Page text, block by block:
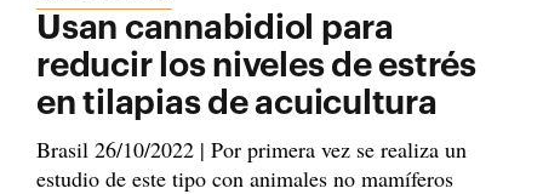
Usan cannabidiol para
reducir los niveles de estrés
en tilapias de acuicultura
Brasil 26/10/2022 | Por primera vez se realiza un
estudio de este tipo con animales no mamíferos